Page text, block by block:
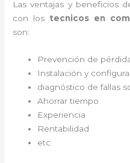
Las ventajas y beneficios
con los tecnicos en
son:
Prevención de
Instalación y
diagnóstico de fallas
Ahorrar tiempo
Experiencia
Rentabilidad
etc